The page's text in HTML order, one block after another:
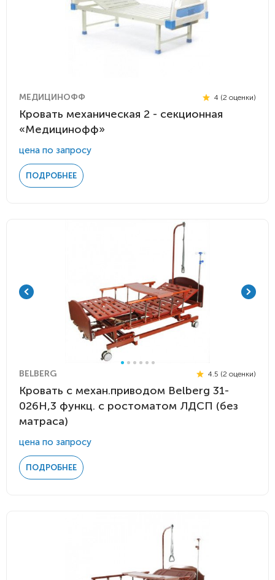
МЕДИЦИНОФФ 4 (2 оценки)
Кровать механическая 2 - секционная
«Медицинофф»
цена по запросу
ПОДРОБНЕЕ
BELBERG 4.5 (2 оценки)
Кровать c механ.приводом Belberg 31-
026H,3 функц. с ростоматом ЛДСП (без
матраса)
цена по запросу
ПОДРОБНЕЕ